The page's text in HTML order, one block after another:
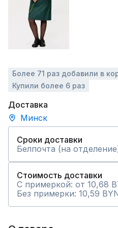
Более 71 раз добавили в
Купили более 6 раз
Доставка
Минск
Сроки доставки
Белпочта (на
Стоимость доставки
С примеркой: от 10,68
Без примерки: 10,59